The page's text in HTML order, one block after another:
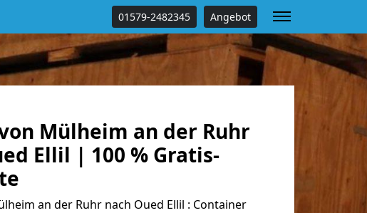
01579-2482345 Angebot
Mülheim an der Ruhr
Ellil | 100 % Gratis-
an der Ruhr nach Oued Ellil : Container